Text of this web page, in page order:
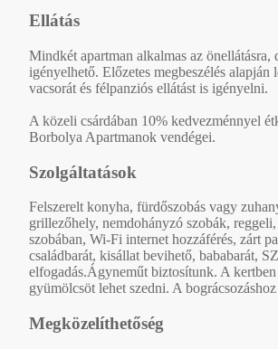
Ellátás
Mindkét apartman alkalmas az önellátásra,
igényelhető. Előzetes megbeszélés alapján
vacsorát és félpanziós ellátást is igényelni.
A közeli csárdában 10% kedvezménnyel
Borbolya Apartmanok vendégei.
Szolgáltatások
Felszerelt konyha, fürdőszobás vagy
grillezőhely, nemdohányzó szobák,
szobában, Wi-Fi internet hozzáférés, zárt
családbarát, kisállat bevihető, bababarát,
elfogadás.Ágyneműt biztosítunk. A kertben
gyümölcsöt lehet szedni. A
Megközelíthetőség